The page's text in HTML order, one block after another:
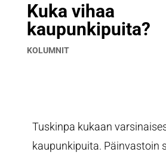
Kuka vihaa
kaupunkipuita?
KOLUMNIT
Tuskinpa kukaan
kaupunkipuita. Päinvastoin